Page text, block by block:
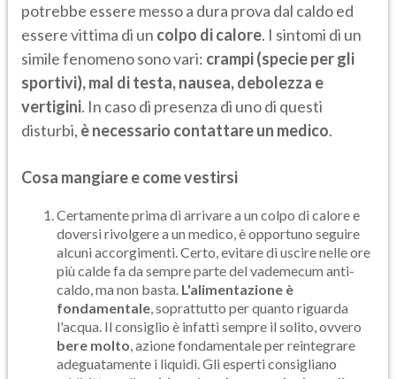
potrebbe essere messo a dura prova dal caldo ed
essere vittima di un colpo di calore. I sintomi di un
simile fenomeno sono vari: crampi (specie per gli
sportivi), mal di testa, nausea, debolezza e
vertigini. In caso di presenza di uno di questi
disturbi, è necessario contattare un medico.
Cosa mangiare e come vestirsi
Certamente prima di arrivare a un colpo di calore e
doversi rivolgere a un medico, è opportuno seguire
alcuni accorgimenti. Certo, evitare di uscire nelle ore
più calde fa da sempre parte del vademecum anti-
caldo, ma non basta. L'alimentazione è
fondamentale, soprattutto per quanto riguarda
l'acqua. Il consiglio è infatti sempre il solito, ovvero
bere molto, azione fondamentale per reintegrare
adeguatamente i liquidi. Gli esperti consigliano